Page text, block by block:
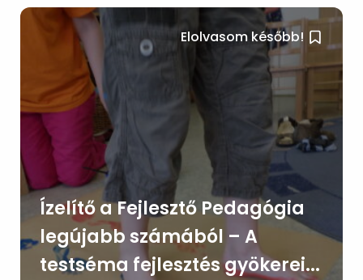
Elolvasom később!
Ízelítő a Fejlesztő Pedagógia
legújabb számából – A
testséma fejlesztés gyökerei...